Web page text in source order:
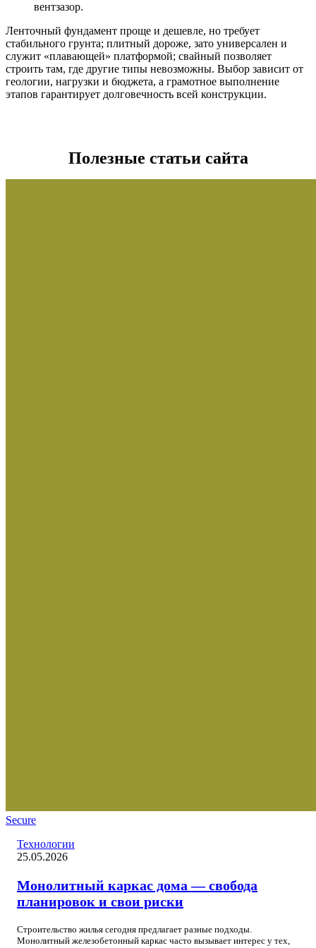
вентзазор.
Ленточный фундамент проще и дешевле, но требует
стабильного грунта; плитный дороже, зато универсален и
служит «плавающей» платформой; свайный позволяет
строить там, где другие типы невозможны. Выбор зависит от
геологии, нагрузки и бюджета, а грамотное выполнение
этапов гарантирует долговечность всей конструкции.
Полезные статьи сайта
Secure
Технологии
25.05.2026
Монолитный каркас дома — свобода
планировок и свои риски
Строительство жилья сегодня предлагает разные подходы.
Монолитный железобетонный каркас часто вызывает интерес у тех,